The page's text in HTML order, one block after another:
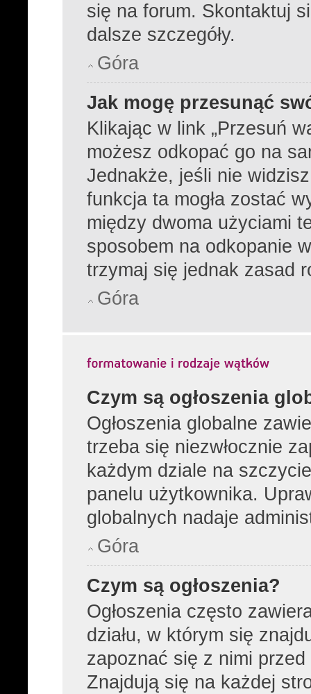
się na forum. Skontaktuj
dalsze szczegóły.
Góra
Jak mogę przesunąć
Klikając w link „Przesuń
możesz odkopać go na
Jednakże, jeśli nie
funkcja ta mogła zostać
między dwoma użyciami
sposobem na odkopanie
trzymaj się jednak zasad
Góra
Czym są ogłoszenia
Ogłoszenia globalne
trzeba się niezwłocznie
każdym dziale na
panelu użytkownika.
globalnych nadaje
Góra
Czym są ogłoszenia?
Ogłoszenia często
działu, w którym się
zapoznać się z nimi
Znajdują się na każdej